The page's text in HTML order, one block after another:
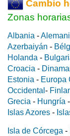
Cambio
Zonas
Albania -
Azerbaiyán -
Holanda -
Croacia -
Estonia - Europa
Occidental -
Grecia - Hungría -
Islas Azores -
Isla de Córcega -